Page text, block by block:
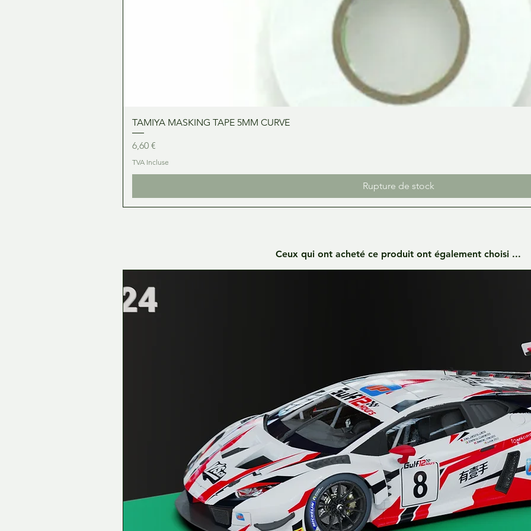
TAMIYA MASKING TAPE 5MM CURVE
Prix
6,60 €
TVA Incluse
Rupture de stock
Ceux qui ont acheté ce produit ont également choisi ...